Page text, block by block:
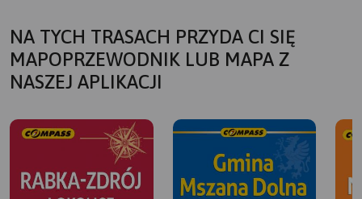
NA TYCH TRASACH PRZYDA CI SIĘ
MAPOPRZEWODNIK LUB MAPA Z
NASZEJ APLIKACJI